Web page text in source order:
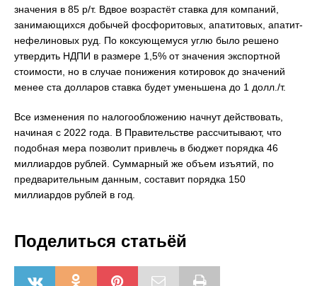
значения в 85 р/т. Вдвое возрастёт ставка для компаний,
занимающихся добычей фосфоритовых, апатитовых, апатит-
нефелиновых руд. По коксующемуся углю было решено
утвердить НДПИ в размере 1,5% от значения экспортной
стоимости, но в случае понижения котировок до значений
менее ста долларов ставка будет уменьшена до 1 долл./т.
Все изменения по налогообложению начнут действовать,
начиная с 2022 года. В Правительстве рассчитывают, что
подобная мера позволит привлечь в бюджет порядка 46
миллиардов рублей. Суммарный же объем изъятий, по
предварительным данным, составит порядка 150
миллиардов рублей в год.
Поделиться статьёй